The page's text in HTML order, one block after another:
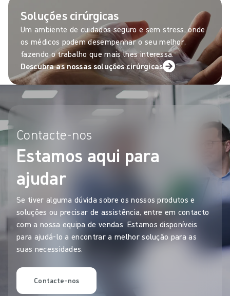
Soluções cirúrgicas
Um ambiente de cuidados seguro e sem stress, onde
os médicos podem desempenhar o seu melhor,
fazendo o trabalho que mais lhes interessa.
Descubra as nossas soluções cirúrgicas
Contacte-nos
Estamos aqui para
ajudar
Se tiver alguma dúvida sobre os nossos produtos e
soluções ou precisar de assistência, entre em contacto
com a nossa equipa de vendas. Estamos disponíveis
para ajudá-lo a encontrar a melhor solução para as
suas necessidades.
Contacte-nos